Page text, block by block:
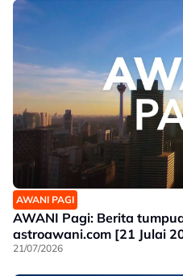
AWANI PAGI
AWANI Pagi: Berita
astroawani.com [21 Julai
21/07/2026